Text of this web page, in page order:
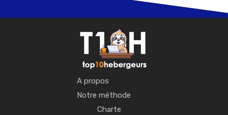
A propos
Notre méthode
Charte